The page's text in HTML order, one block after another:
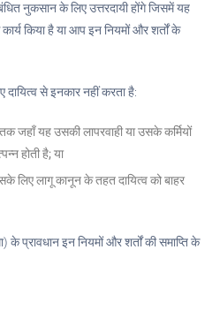
नुकसान के लिए उत्तरदायी होंगे जिसमें यह
किया है या आप इन नियमों और शर्तों के
से इनकार नहीं करता है:
जहाँ यह उसकी लापरवाही या उसके कर्मियों
होती है; या
लिए लागू कानून के तहत दायित्व को बाहर
प्रावधान इन नियमों और शर्तों की समाप्ति के